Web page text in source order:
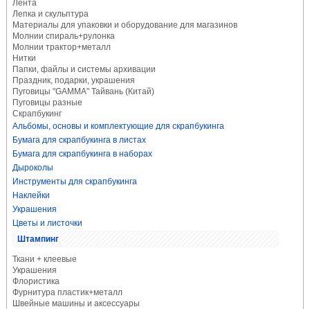
Лента
Лепка и скульптура
Материалы для упаковки и оборудование для магазинов
Молнии спираль+рулонка
Молнии трактор+металл
Нитки
Папки, файлы и системы архивации
Праздник, подарки, украшения
Пуговицы "GAMMA" Тайвань (Китай)
Пуговицы разные
Скрапбукинг
Альбомы, основы и комплектующие для скрапбукинга
Бумага для скрапбукинга в листах
Бумага для скрапбукинга в наборах
Дыроколы
Инструменты для скрапбукинга
Наклейки
Украшения
Цветы и листочки
Штампинг
Ткани + клеевые
Украшения
Флористика
Фурнитура пластик+металл
Швейные машины и аксессуары